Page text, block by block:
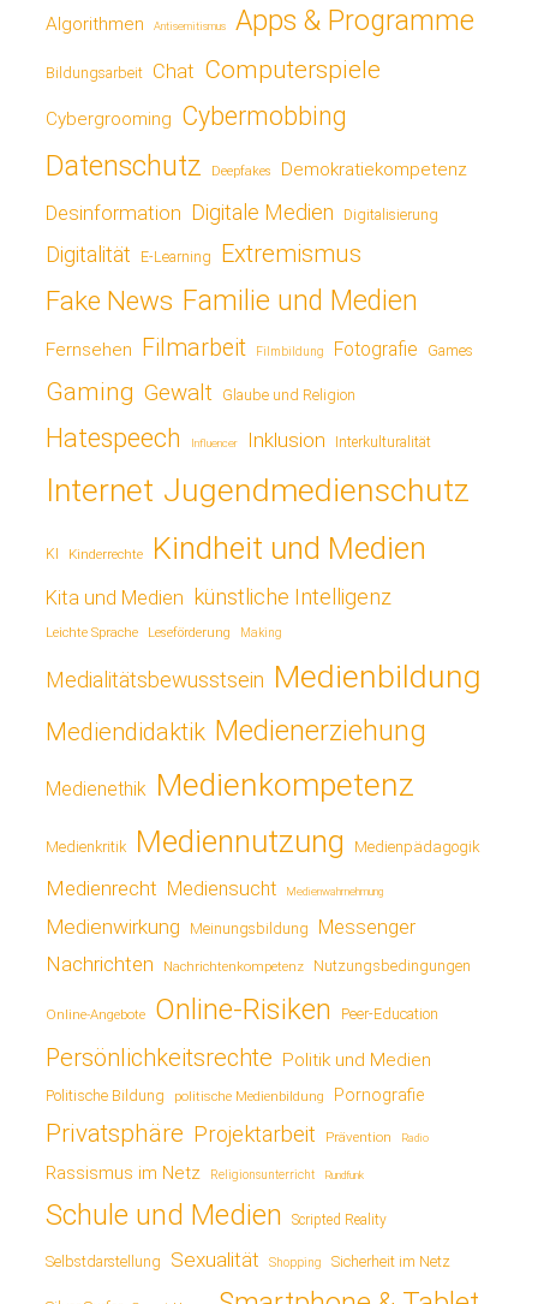
Algorithmen Antisemitismus Apps & Programme
Bildungsarbeit Chat Computerspiele
Cybergrooming Cybermobbing
Datenschutz Deepfakes Demokratiekompetenz
Desinformation Digitale Medien Digitalisierung
Digitalität E-Learning Extremismus
Fake News Familie und Medien
Fernsehen Filmarbeit Filmbildung Fotografie Games
Gaming Gewalt Glaube und Religion
Hatespeech Influencer Inklusion Interkulturalität
Internet Jugendmedienschutz
KI Kinderrechte Kindheit und Medien
Kita und Medien künstliche Intelligenz
Leichte Sprache Leseförderung Making
Medialitätsbewusstsein Medienbildung
Mediendidaktik Medienerziehung
Medienethik Medienkompetenz
Medienkritik Mediennutzung Medienpädagogik
Medienrecht Mediensucht Medienwahrnehmung
Medienwirkung Meinungsbildung Messenger
Nachrichten Nachrichtenkompetenz Nutzungsbedingungen
Online-Angebote Online-Risiken Peer-Education
Persönlichkeitsrechte Politik und Medien
Politische Bildung politische Medienbildung Pornografie
Privatsphäre Projektarbeit Prävention Radio
Rassismus im Netz Religionsunterricht Rundfunk
Schule und Medien Scripted Reality
Selbstdarstellung Sexualität Shopping Sicherheit im Netz